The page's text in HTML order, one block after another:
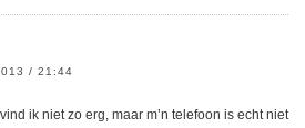
/ 21:44
ik niet zo erg, maar m’n telefoon is echt niet